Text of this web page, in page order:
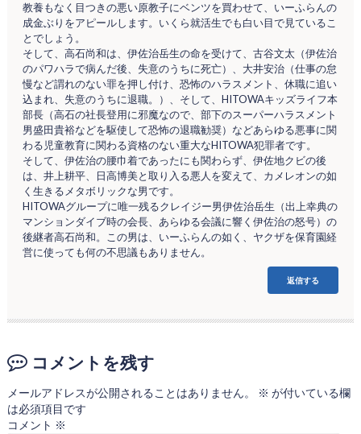
教養もなく目つきの悪い原教子にベンツを買わせて、いーふらんの
成金ぶりをアピールします。いくら就活生でも白い目で見ているこ
とでしょう。
そして、高石尚和は、伊佐治岳生の命を受けて、古谷文太（伊佐治
のパワハラで病んだ後、失意のうちに死亡）、大井安治（仕事の怠
慢など謂れのない罪を押し付け、恐怖のハラスメント、休職に追い
込まれ、失意のうちに退職。）、そして、HITOWAキッズライフ本
部長（高石の社長登用に邪魔なので、部下のスーパーハラスメント
男盛田貴裕などを駆使して恐怖の退職勧奨）などあらゆる悪事に関
わる児童教育に関わる資格のない重大なHITOWA犯罪者です。
そして、伊佐治の腰巾着であったにも関わらず、伊佐地クビの後
は、井上耕平、日高博美と取り入る悪人を変えて、カメレオンの如
く生きるメタボリックな男です。
HITOWAグループに唯一残るクレイジー男伊佐治岳生（出上幸典の
マンションダイブ時の会長、あらゆる会議に響く伊佐治の怒号）の
後継者高石尚和。この男は、いーふらんの如く、ヤクザを保育園経
営に使っても何の不思議もありません。
返信する
コメントを残す
メールアドレスが公開されることはありません。 ※ が付いている欄
は必須項目です
コメント ※